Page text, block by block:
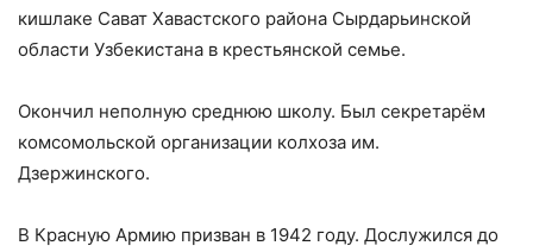
кишлаке Сават Хавастского района Сырдарьинской
области Узбекистана в крестьянской семье.
Окончил неполную среднюю школу. Был секретарём
комсомольской организации колхоза им.
Дзержинского.
В Красную Армию призван в 1942 году. Дослужился до